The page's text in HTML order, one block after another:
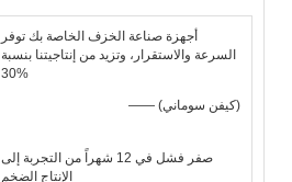
أجهزة صناعة الخزف الخاصة بك توفر
السرعة والاستقرار، وتزيد من إنتاجيتنا بنسبة
30%
—— (كيفن سوماني)
صفر فشل في 12 شهراً من التجربة إلى
الإنتاج الضخم